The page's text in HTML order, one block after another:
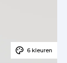
6 kleuren